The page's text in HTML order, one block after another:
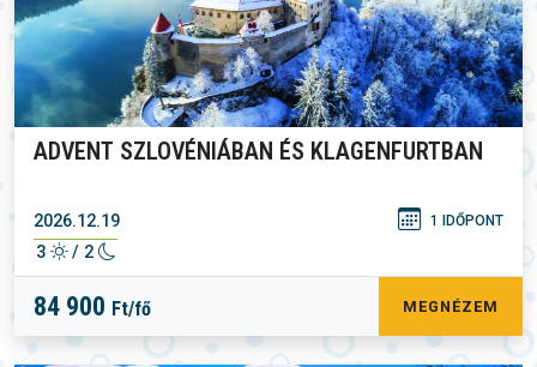
ADVENT SZLOVÉNIÁBAN ÉS KLAGENFURTBAN
2026.12.19 1 IDŐPONT
3 / 2
84 900 Ft/fő MEGNÉZEM